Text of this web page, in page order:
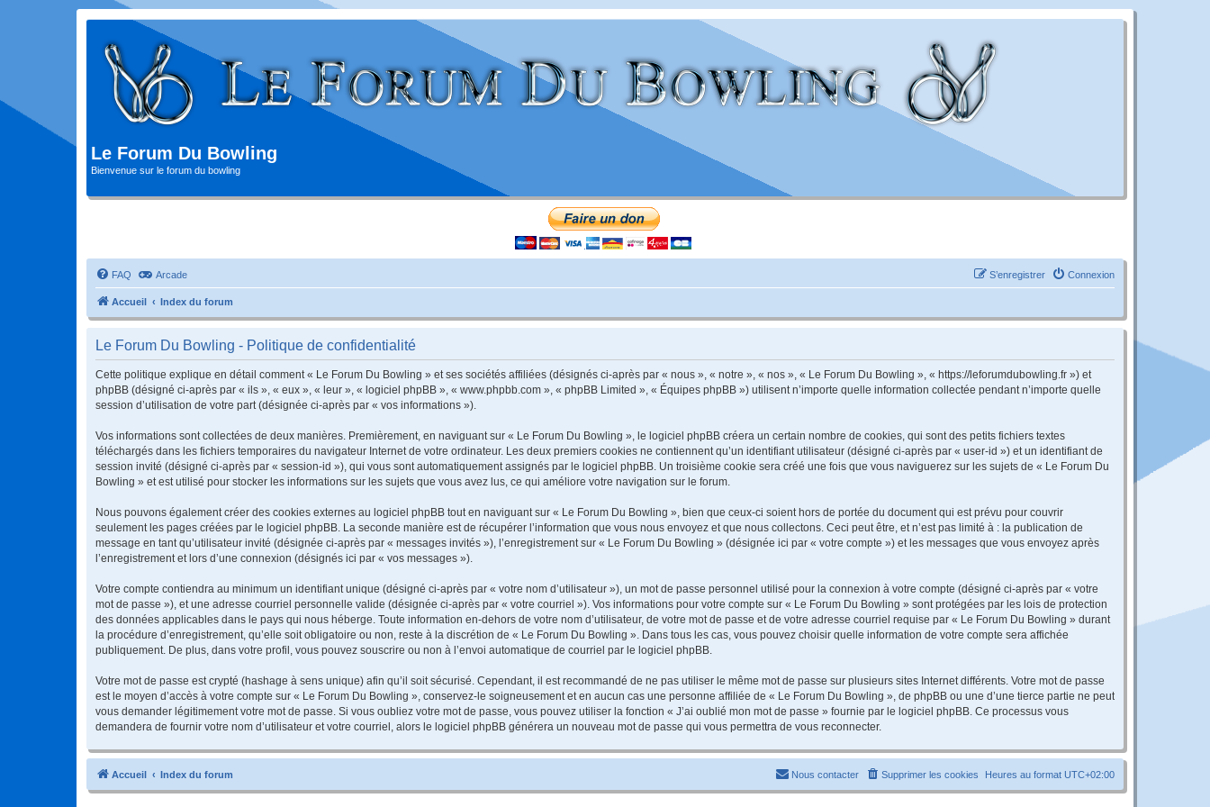
Le Forum Du Bowling
Bienvenue sur le forum du bowling
FAQ Arcade Connexion
S’enregistrer
Accueil Index du forum
Le Forum Du Bowling - Politique de confidentialité
Cette politique explique en détail comment « Le Forum Du Bowling » et ses sociétés affiliées (désignés ci-après par « nous », « notre », « nos », « Le Forum Du Bowling », « https://leforumdubowling.fr ») et
phpBB (désigné ci-après par « ils », « eux », « leur », « logiciel phpBB », « www.phpbb.com », « phpBB Limited », « Équipes phpBB ») utilisent n’importe quelle information collectée pendant n’importe quelle
session d’utilisation de votre part (désignée ci-après par « vos informations »).
Vos informations sont collectées de deux manières. Premièrement, en naviguant sur « Le Forum Du Bowling », le logiciel phpBB créera un certain nombre de cookies, qui sont des petits fichiers textes
téléchargés dans les fichiers temporaires du navigateur Internet de votre ordinateur. Les deux premiers cookies ne contiennent qu’un identifiant utilisateur (désigné ci-après par « user-id ») et un identifiant de
session invité (désigné ci-après par « session-id »), qui vous sont automatiquement assignés par le logiciel phpBB. Un troisième cookie sera créé une fois que vous naviguerez sur les sujets de « Le Forum Du
Bowling » et est utilisé pour stocker les informations sur les sujets que vous avez lus, ce qui améliore votre navigation sur le forum.
Nous pouvons également créer des cookies externes au logiciel phpBB tout en naviguant sur « Le Forum Du Bowling », bien que ceux-ci soient hors de portée du document qui est prévu pour couvrir
seulement les pages créées par le logiciel phpBB. La seconde manière est de récupérer l’information que vous nous envoyez et que nous collectons. Ceci peut être, et n’est pas limité à : la publication de
message en tant qu’utilisateur invité (désignée ci-après par « messages invités »), l’enregistrement sur « Le Forum Du Bowling » (désignée ici par « votre compte ») et les messages que vous envoyez après
l’enregistrement et lors d’une connexion (désignés ici par « vos messages »).
Votre compte contiendra au minimum un identifiant unique (désigné ci-après par « votre nom d’utilisateur »), un mot de passe personnel utilisé pour la connexion à votre compte (désigné ci-après par « votre
mot de passe »), et une adresse courriel personnelle valide (désignée ci-après par « votre courriel »). Vos informations pour votre compte sur « Le Forum Du Bowling » sont protégées par les lois de protection
des données applicables dans le pays qui nous héberge. Toute information en-dehors de votre nom d’utilisateur, de votre mot de passe et de votre adresse courriel requise par « Le Forum Du Bowling » durant
la procédure d’enregistrement, qu’elle soit obligatoire ou non, reste à la discrétion de « Le Forum Du Bowling ». Dans tous les cas, vous pouvez choisir quelle information de votre compte sera affichée
publiquement. De plus, dans votre profil, vous pouvez souscrire ou non à l’envoi automatique de courriel par le logiciel phpBB.
Votre mot de passe est crypté (hashage à sens unique) afin qu’il soit sécurisé. Cependant, il est recommandé de ne pas utiliser le même mot de passe sur plusieurs sites Internet différents. Votre mot de passe
est le moyen d’accès à votre compte sur « Le Forum Du Bowling », conservez-le soigneusement et en aucun cas une personne affiliée de « Le Forum Du Bowling », de phpBB ou une d’une tierce partie ne peut
vous demander légitimement votre mot de passe. Si vous oubliez votre mot de passe, vous pouvez utiliser la fonction « J’ai oublié mon mot de passe » fournie par le logiciel phpBB. Ce processus vous
demandera de fournir votre nom d’utilisateur et votre courriel, alors le logiciel phpBB générera un nouveau mot de passe qui vous permettra de vous reconnecter.
Accueil Index du forum Heures au format UTC+02:00
Supprimer les cookies
Nous contacter